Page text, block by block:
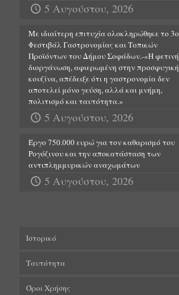
5 Αυγούστου, 2026
Με ιδιαίτερη επιτυχία ολοκληρώθηκε το 3ο
Φεστιβάλ Γαστρονομίας και Τοπικών
Προϊόντων του Δήμου Σοφάδων.-«Η φετινή
διοργάνωση, αφιερωμένη στην προσφυγική
κουζίνα, απέδειξε ότι η γαστρονομία δεν
αποτελεί μόνο γεύση, αλλά και μνήμη,
πολιτισμό και ταυτότητα.»
5 Αυγούστου, 2026
Έργο 750.000 ευρώ για τον καθαρισμό του
Ρογόζινου και την αποκατάσταση των
αντιπλημμυρικών αναχωμάτων
5 Αυγούστου, 2026
Ιστορικό
Ταυτότητα
Όροι Χρήσης